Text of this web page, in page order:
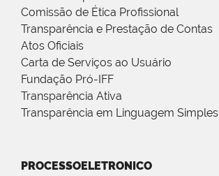
Comissão de Ética Profissional
Transparência e Prestação de Contas
Atos Oficiais
Carta de Serviços ao Usuário
Fundação Pró-IFF
Transparência Ativa
Transparência em Linguagem Simples
PROCESSOELETRONICO